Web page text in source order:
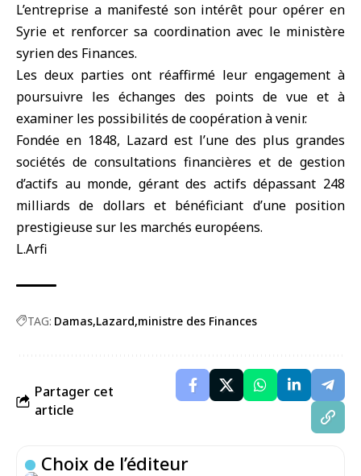
L’entreprise a manifesté son intérêt pour opérer en
Syrie et renforcer sa coordination avec le ministère
syrien des Finances.
Les deux parties ont réaffirmé leur engagement à
poursuivre les échanges des points de vue et à
examiner les possibilités de coopération à venir.
Fondée en 1848, Lazard est l’une des plus grandes
sociétés de consultations financières et de gestion
d’actifs au monde, gérant des actifs dépassant 248
milliards de dollars et bénéficiant d’une position
prestigieuse sur les marchés européens.
L.Arfi
TAG: Damas Lazard ministre des Finances
Partager cet
article
Choix de l’éditeur